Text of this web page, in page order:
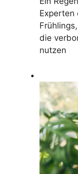
Experten
die
nutzen